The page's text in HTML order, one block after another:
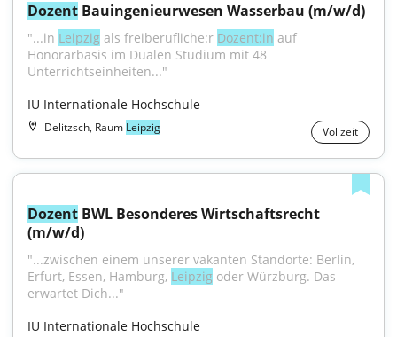
Dozent Bauingenieurwesen Wasserbau (m/w/d)
"...in Leipzig als freiberufliche:r Dozent:in auf
Honorarbasis im Dualen Studium mit 48
Unterrichtseinheiten..."
IU Internationale Hochschule
Delitzsch, Raum Leipzig Vollzeit
Dozent BWL Besonderes Wirtschaftsrecht
(m/w/d)
"...zwischen einem unserer vakanten Standorte: Berlin,
Erfurt, Essen, Hamburg, Leipzig oder Würzburg. Das
erwartet Dich..."
IU Internationale Hochschule